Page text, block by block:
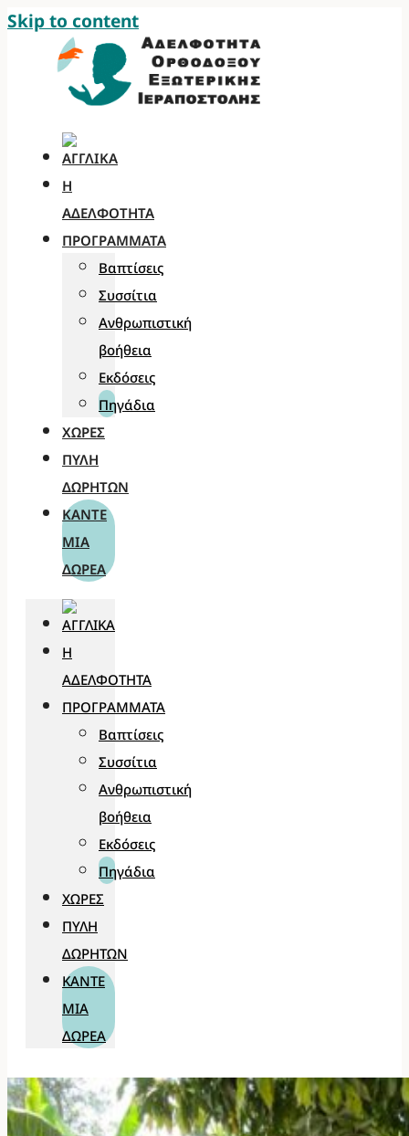
Skip to content
Η
ΑΔΕΛΦΌΤΗΤΑ
ΠΡΟΓΡΆΜΜΑΤΑ
Βαπτίσεις
Συσσίτια
Ανθρωπιστική
βοήθεια
Εκδόσεις
Πηγάδια
ΧΏΡΕΣ
ΠΎΛΗ
ΔΩΡΗΤΏΝ
ΚΆΝΤΕ
ΜΊΑ
ΔΩΡΕΆ
Η
ΑΔΕΛΦΌΤΗΤΑ
ΠΡΟΓΡΆΜΜΑΤΑ
Βαπτίσεις
Συσσίτια
Ανθρωπιστική
βοήθεια
Εκδόσεις
Πηγάδια
ΧΏΡΕΣ
ΠΎΛΗ
ΔΩΡΗΤΏΝ
ΚΆΝΤΕ
ΜΊΑ
ΔΩΡΕΆ